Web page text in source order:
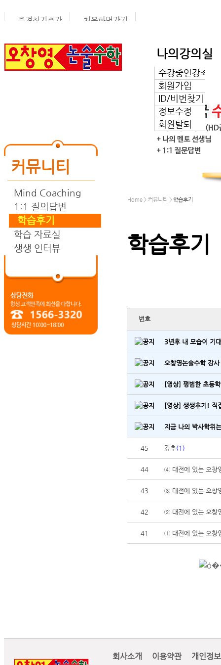
즐겨찾기추가 처음화면가기
나의강의실
수강중인강좌
회원가입
ID/비번찾기
정보수정
회원탈퇴
커뮤니티
커뮤니티
Mind Coaching
1:1 질의답변
학습후기
학습 자료실
생생 인터뷰
Home > 커뮤니티 >학습후기
학습후기
번호
3년후 내 모습이 기
오창영논술수학 강
[영상] 평범한 초등
[영상] 생생후기!
지금 나의 박사학위
45 강추(1)
44 ④ 대전에 있는 오창
43 ③ 대전에 있는 오창
42 ② 대전에 있는 오창
41 ① 대전에 있는 오창
회사소개 이용약관 개인정